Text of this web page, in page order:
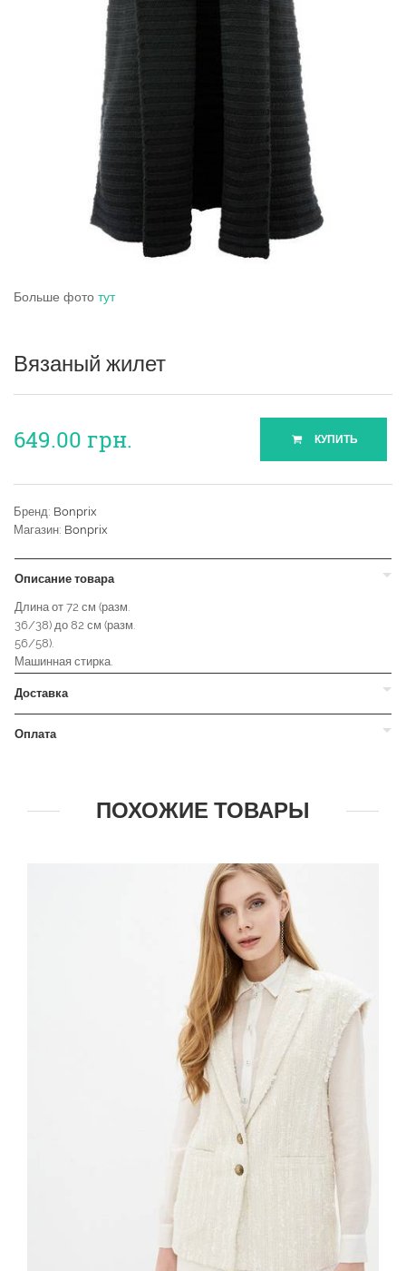
Больше фото тут
Вязаный жилет
649.00 грн. КУПИТЬ
Бренд: Bonprix
Магазин: Bonprix
Описание товара
Длина от 72 см (разм.
36/38) до 82 см (разм.
56/58).
Машинная стирка.
Доставка
Оплата
ПОХОЖИЕ ТОВАРЫ